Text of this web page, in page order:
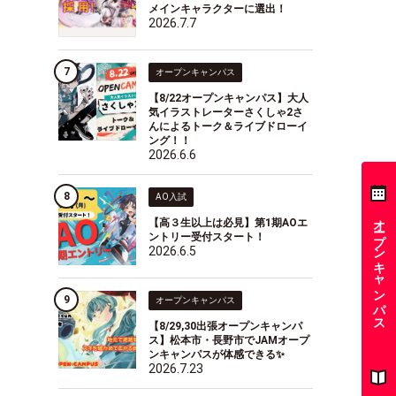
メインキャラクターに選出！
2026.7.7
オープンキャンパス
【8/22オープンキャンパス】大人
気イラストレーターさくしゃ2さ
んによるトーク＆ライブドローイ
ング！！
2026.6.6
AO入試
【高３生以上は必見】第1期AOエ
ントリー受付スタート！
2026.6.5
オープンキャンパス
【8/29,30出張オープンキャンパ
ス】松本市・長野市でJAMオープ
ンキャンパスが体感できる✨
2026.7.23
オープンキャンパス